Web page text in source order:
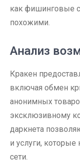
как фишинговые
похожими.
Анализ
Кракен
включая обмен
анонимных
эксклюзивному
даркнета
и услуги,
сети.